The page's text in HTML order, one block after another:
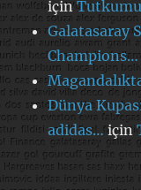
için
Galatasaray
Champions…
Dünya
adidas…için